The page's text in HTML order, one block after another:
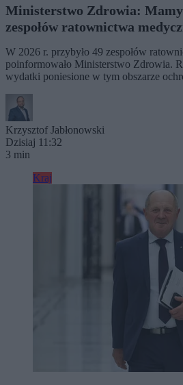
Ministerstwo Zdrowia: Mamy
zespołów ratownictwa
W 2026 r. przybyło 49 zespołów
poinformowało Ministerstwo Zdrowia.
wydatki poniesione w tym obszarze
Krzysztof Jabłonowski
Dzisiaj 11:32
3 min
Kraj